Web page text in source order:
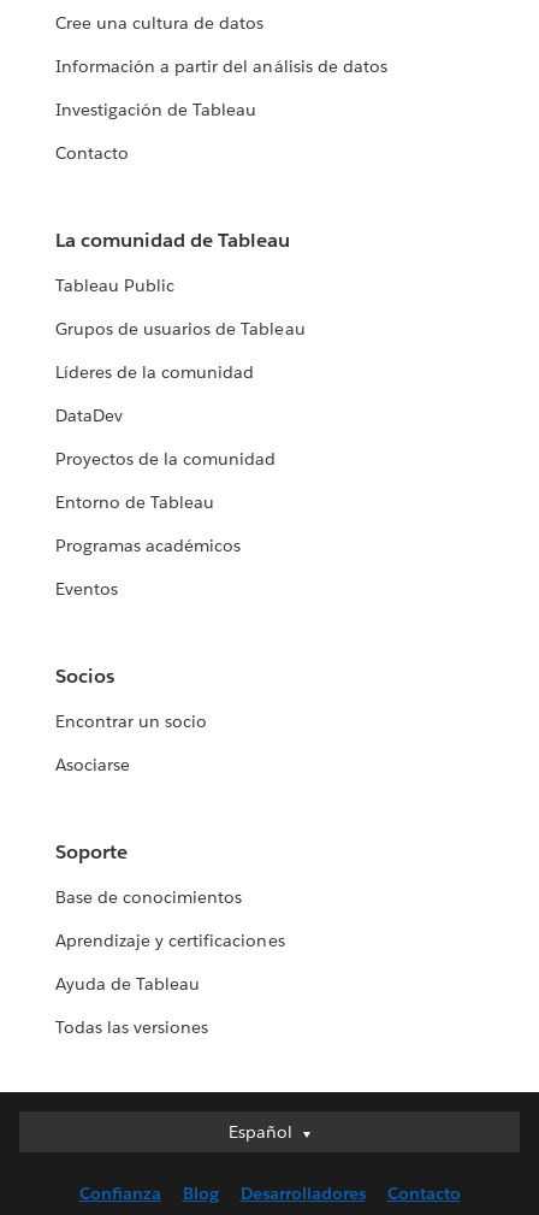
Cree una cultura de datos
Información a partir del análisis de datos
Investigación de Tableau
Contacto
La comunidad de Tableau
Tableau Public
Grupos de usuarios de Tableau
Líderes de la comunidad
DataDev
Proyectos de la comunidad
Entorno de Tableau
Programas académicos
Eventos
Socios
Encontrar un socio
Asociarse
Soporte
Base de conocimientos
Aprendizaje y certificaciones
Ayuda de Tableau
Todas las versiones
Español
Español
English (UK)
Confianza Blog Desarrolladores Contacto